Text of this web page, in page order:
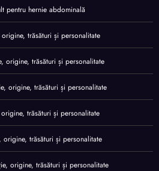
pentru hernie abdominală
trăsături și personalitate
origine, trăsături și personalitate
origine, trăsături și personalitate
trăsături și personalitate
origine, trăsături și personalitate
origine, trăsături și personalitate